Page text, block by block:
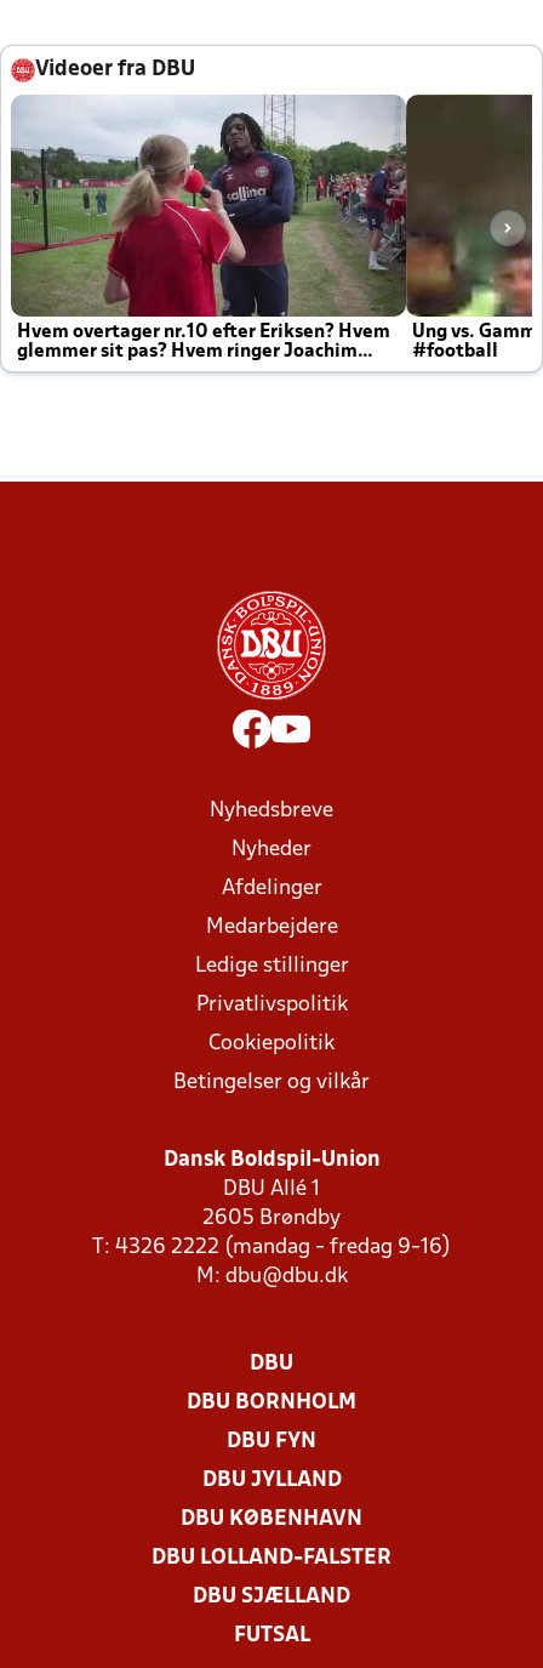
Videoer fra DBU
Hvem overtager nr.10 efter Eriksen? Hvem
glemmer sit pas? Hvem ringer Joachim
altid til efter kampe?
Ung vs.
#football
Nyhedsbreve
Nyheder
Afdelinger
Medarbejdere
Ledige stillinger
Privatlivspolitik
Cookiepolitik
Betingelser og vilkår
Dansk Boldspil-Union
DBU Allé 1
2605 Brøndby
T: 4326 2222 (mandag - fredag 9-16)
M: dbu@dbu.dk
DBU
DBU BORNHOLM
DBU FYN
DBU JYLLAND
DBU KØBENHAVN
DBU LOLLAND-FALSTER
DBU SJÆLLAND
FUTSAL